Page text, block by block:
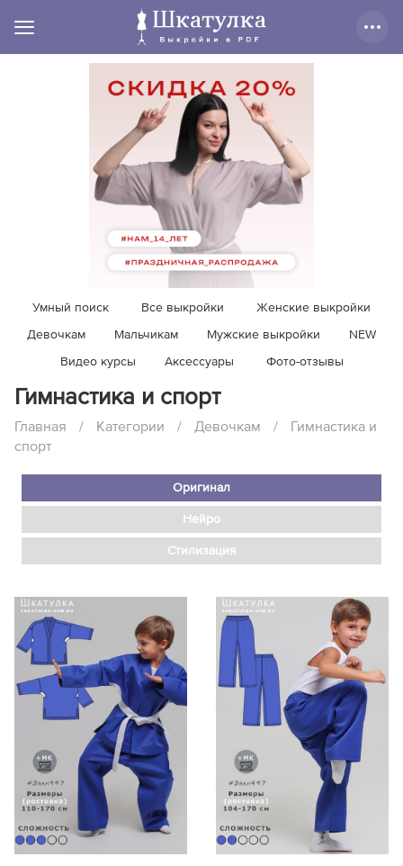
Умный поиск Все выкройки Женские выкройки
Девочкам Мальчикам Мужские выкройки NEW
Видео курсы Аксессуары Фото-отзывы
Гимнастика и спорт
Главная / Категории / Девочкам /
Гимнастика и
спорт
Оригинал
Нейро
Стилизация